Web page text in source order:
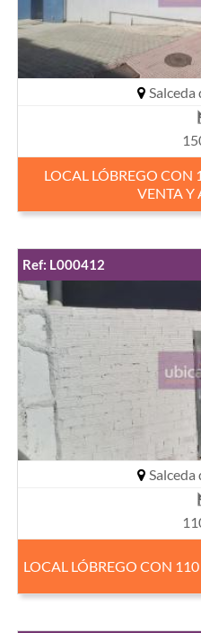
Salceda
LOCAL LÓBREGO CON
VENTA Y
Ref: L000412
Salceda
LOCAL LÓBREGO CON